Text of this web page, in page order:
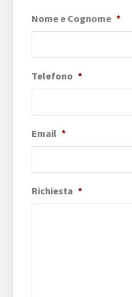
Nome e Cognome *
Telefono *
Email *
Richiesta *